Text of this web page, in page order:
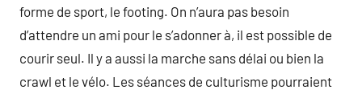
forme de sport, le footing. On n’aura pas besoin
d’attendre un ami pour le s’adonner à, il est possible de
courir seul. Il y a aussi la marche sans délai ou bien la
crawl et le vélo. Les séances de culturisme pourraient